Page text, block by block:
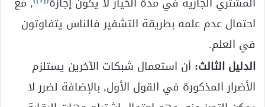
احتمال عدم علمه بطريقة التشفير فالناس يتفاوتون
في العلم.
الدليل الثالث: أن استعمال شبكات الآخرين يستلزم
الأضرار المذكورة في القول الأول, بالإضافة لضرر لا